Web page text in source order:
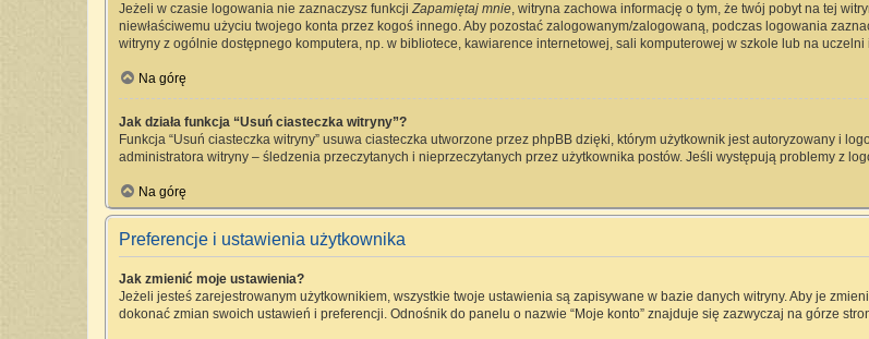
Jeżeli w czasie logowania nie zaznaczysz funkcjiZapamiętaj mnie, witryna zachowa informację o tym, że twój pobyt na tej
niewłaściwemu użyciu twojego konta przez kogoś innego. Aby pozostać zalogowanym/zalogowaną, podczas logowania
witryny z ogólnie dostępnego komputera, np. w bibliotece, kawiarence internetowej, sali komputerowej w szkole lub na uczelni
Na górę
Jak działa funkcja “Usuń ciasteczka witryny”?
Funkcja “Usuń ciasteczka witryny” usuwa ciasteczka utworzone przez phpBB dzięki, którym użytkownik jest autoryzowany i
administratora witryny – śledzenia przeczytanych i nieprzeczytanych przez użytkownika postów. Jeśli występują problemy z
Na górę
Preferencje i ustawienia użytkownika
Jak zmienić moje ustawienia?
Jeżeli jesteś zarejestrowanym użytkownikiem, wszystkie twoje ustawienia są zapisywane w bazie danych witryny. Aby je
dokonać zmian swoich ustawień i preferencji. Odnośnik do panelu o nazwie “Moje konto” znajduje się zazwyczaj na górze